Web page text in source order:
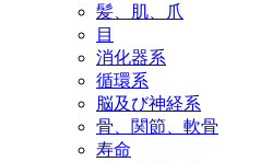
髪、肌、爪
目
消化器系
循環系
脳及び神経系
骨、関節、軟骨
寿命